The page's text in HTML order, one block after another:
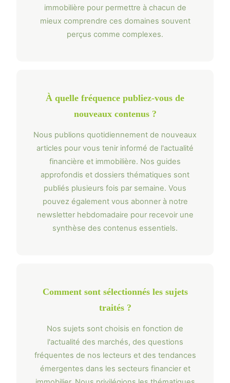
immobilière pour permettre à chacun de
mieux comprendre ces domaines souvent
perçus comme complexes.
À quelle fréquence publiez-vous de
nouveaux contenus ?
Nous publions quotidiennement de nouveaux
articles pour vous tenir informé de l'actualité
financière et immobilière. Nos guides
approfondis et dossiers thématiques sont
publiés plusieurs fois par semaine. Vous
pouvez également vous abonner à notre
newsletter hebdomadaire pour recevoir une
synthèse des contenus essentiels.
Comment sont sélectionnés les sujets
traités ?
Nos sujets sont choisis en fonction de
l'actualité des marchés, des questions
fréquentes de nos lecteurs et des tendances
émergentes dans les secteurs financier et